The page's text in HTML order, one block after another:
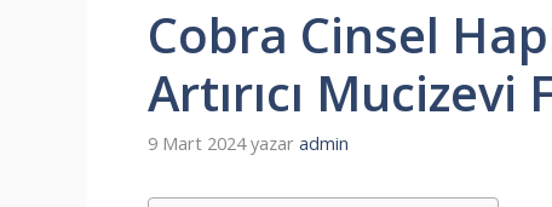
Cobra Cinsel
Artırıcı Mucizevi
9 Mart 2024 yazar admin